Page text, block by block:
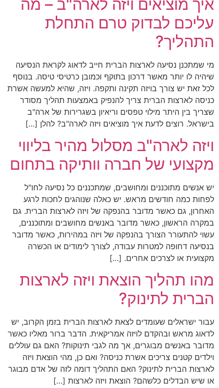
איך מוציאים ויזה לארה"ב – מה
עליכם לבדוק טרם התחלת
התהליך?
מי שמתכנן נסיעה לארצות הברית חייב לדאוג לקראת הנסיעה
שיהיה לו יותר מאשר דרכון בתוקף וכמובן כרטיסי טיסה. בנוסף
לכל זאת יש צורך בויזה תקינה ותקפה. ויזה, שהיא למעשה אשרת
כניסה לארצות הברית צריך להנפיק באמצעות תהליך מסודר
שצריך בין היתר מילוי טפסים וריאיון בשגרירות של ארה"ב
בישראל. רוצים לדעת איך מוציאים ויזה לארה"ב? להלן […]
ויזה לארה"ב מסלול מהיר בליווי
מקצועי של חברה וותיקה בתחום
יש אנשים מתוכננים ומחושבים, שמתכננים כל נסיעה לחו"ל
לפחות כמה חודשים מראש. יש כאלה שנוהגים לחכות לרגע
האחרון, גם כאשר מדובר בהנפקה של ויזה לארצות הברית. גם
במקרה הראשון, כאשר מדובר באנשים מחושבים ומתוכננים,
עשוי להתעורר הצורך בהנפקה של ויזה במהירות, כאשר מדובר
בנסיעה דחופה למטרות עבודה, לצורך לימודים או הכשרה
מקצועית או לצרכים אחרים. […]
מהו תהליך הוצאת ויזה לארצות
הברית לתינוק?
עבור ישראלים שעומדים לצאת לארצות הברית בזמן הקרוב, יש
לדאוג מראש ובהקדם לויזה אמריקאית. הדבר ברור מאליו כאשר
מדובר באנשים מבוגרים, אך מה לגבי תינוקות? האם גם עוללים
וילדים קטנים צריכים אשרת כניסה? ואם כן, מהי הוצאת ויזה
לארצות הברית לתינוק? האם התהליך דומה לזה של אדם מבוגר
או שיש הבדלים כלשהם? הוצאת ויזה לארצות […]